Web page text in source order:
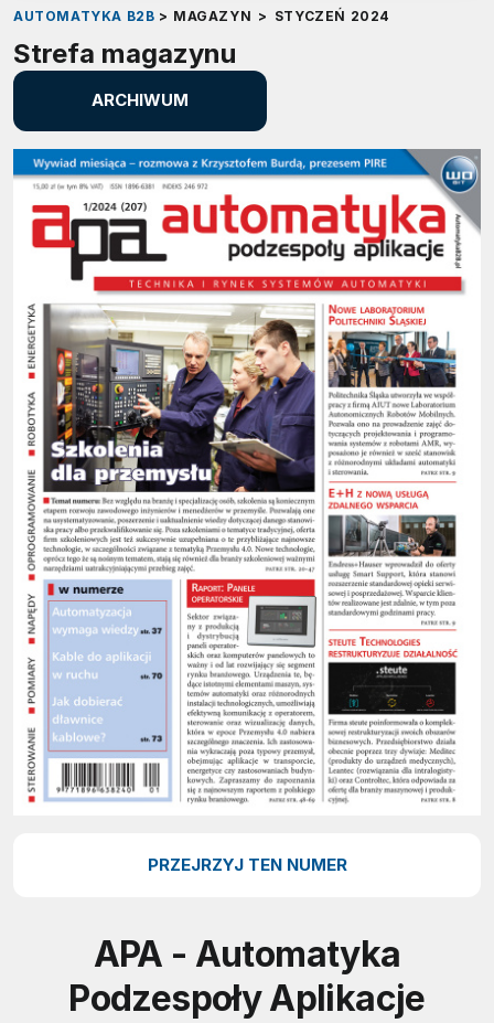
AUTOMATYKA B2B > MAGAZYN > STYCZEŃ 2024
Strefa magazynu
ARCHIWUM
PRZEJRZYJ TEN NUMER
APA - Automatyka
Podzespoły Aplikacje